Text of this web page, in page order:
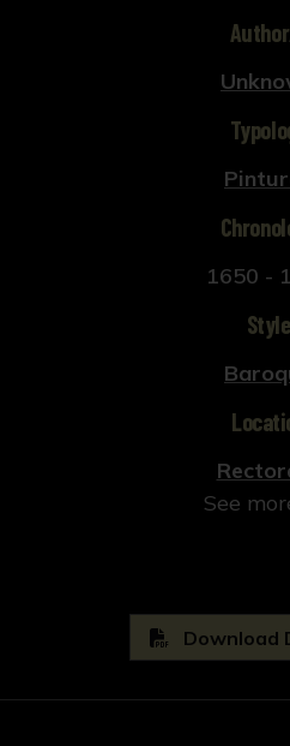
1650 -
Style
See
Download